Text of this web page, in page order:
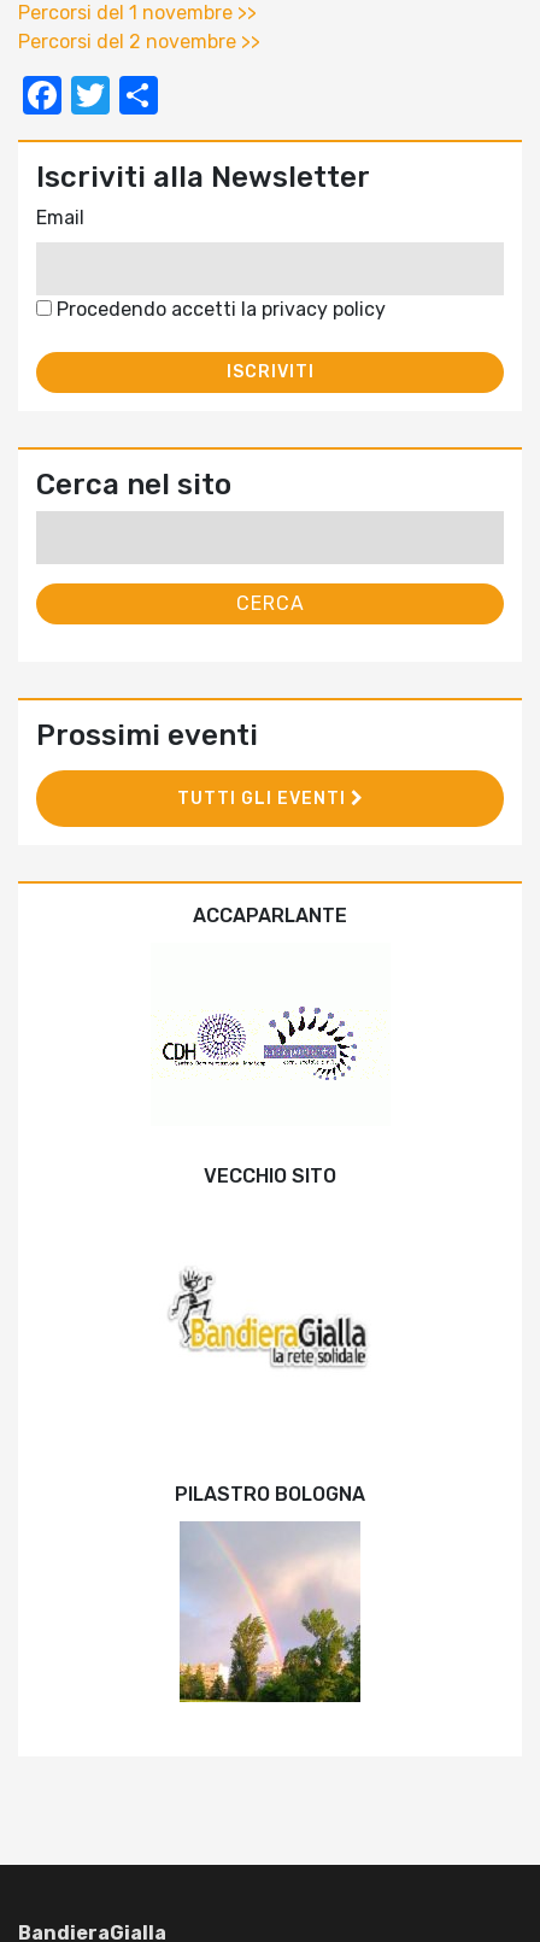
Percorsi del 1 novembre >>
Percorsi del 2 novembre >>
Facebook
Twitter
Iscriviti alla Newsletter
Email
Procedendo accetti la privacy policy
Cerca nel sito
Prossimi eventi
TUTTI GLI EVENTI
ACCAPARLANTE
VECCHIO SITO
PILASTRO BOLOGNA
BandieraGialla